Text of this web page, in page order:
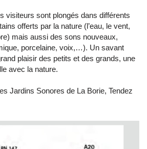
visiteurs sont plongés dans différents
offerts par la nature (l’eau, le vent,
mais aussi des sons nouveaux,
porcelaine, voix,…). Un savant
plaisir des petits et des grands, une
avec la nature.
Jardins Sonores de La Borie, Tendez